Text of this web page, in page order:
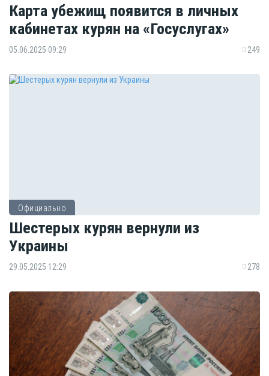
Карта убежищ появится в личных
кабинетах курян на «Госуслугах»
05.06.2025 09:29 249
Официально
Шестерых курян вернули из
Украины
29.05.2025 12:29 278